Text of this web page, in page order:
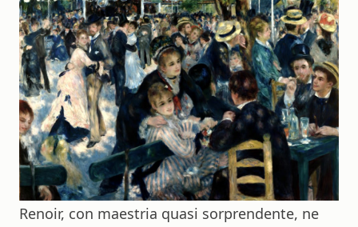
Renoir, con maestria quasi sorprendente, ne